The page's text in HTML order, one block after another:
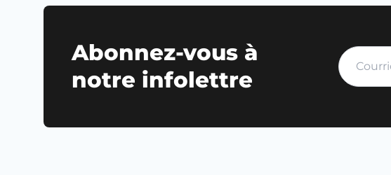
Abonnez-vous à
notre infolettre